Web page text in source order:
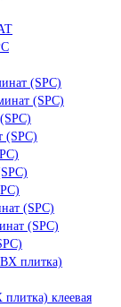
(SPC)
(SPC)
(SPC)
(SPC)
(SPC)
клеевая